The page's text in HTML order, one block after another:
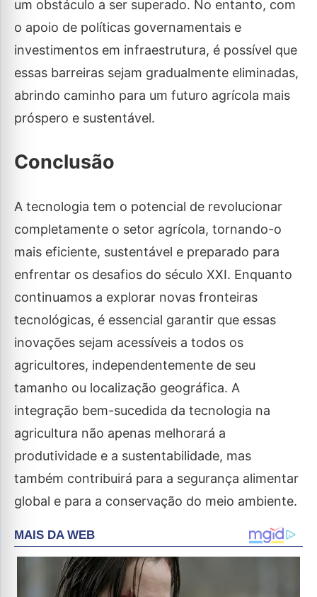
um obstáculo a ser superado. No entanto, com
o apoio de políticas governamentais e
investimentos em infraestrutura, é possível que
essas barreiras sejam gradualmente eliminadas,
abrindo caminho para um futuro agrícola mais
próspero e sustentável.
Conclusão
A tecnologia tem o potencial de revolucionar
completamente o setor agrícola, tornando-o
mais eficiente, sustentável e preparado para
enfrentar os desafios do século XXI. Enquanto
continuamos a explorar novas fronteiras
tecnológicas, é essencial garantir que essas
inovações sejam acessíveis a todos os
agricultores, independentemente de seu
tamanho ou localização geográfica. A
integração bem-sucedida da tecnologia na
agricultura não apenas melhorará a
produtividade e a sustentabilidade, mas
também contribuirá para a segurança alimentar
global e para a conservação do meio ambiente.